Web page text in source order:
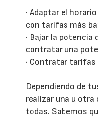
· Adaptar el
con tarifas más
· Bajar la potencia
contratar una
· Contratar tarifas
Dependiendo de
realizar una u otra
todas. Sabemos